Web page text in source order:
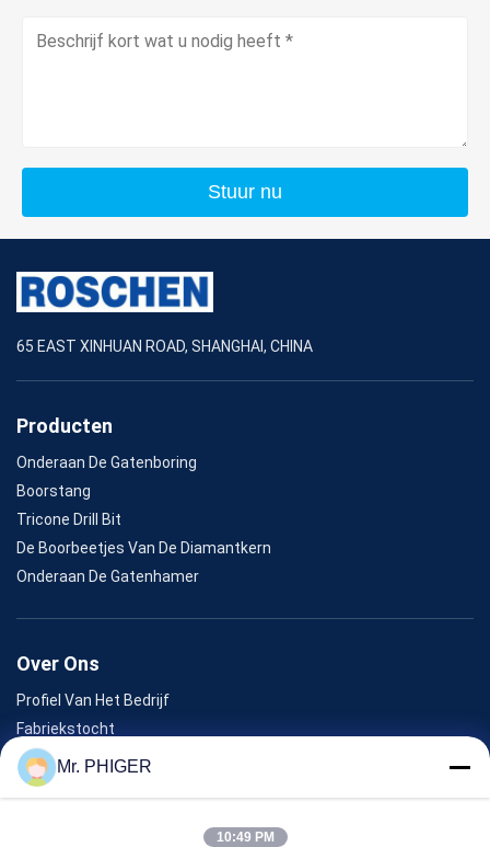
Stuur nu
65 EAST XINHUAN ROAD, SHANGHAI, CHINA
Producten
Onderaan De Gatenboring
Boorstang
Tricone Drill Bit
De Boorbeetjes Van De Diamantkern
Onderaan De Gatenhamer
Over Ons
Profiel Van Het Bedrijf
Fabriekstocht
Kwaliteitscontrole
Sitemap
Mr. PHIGER
10:49 PM